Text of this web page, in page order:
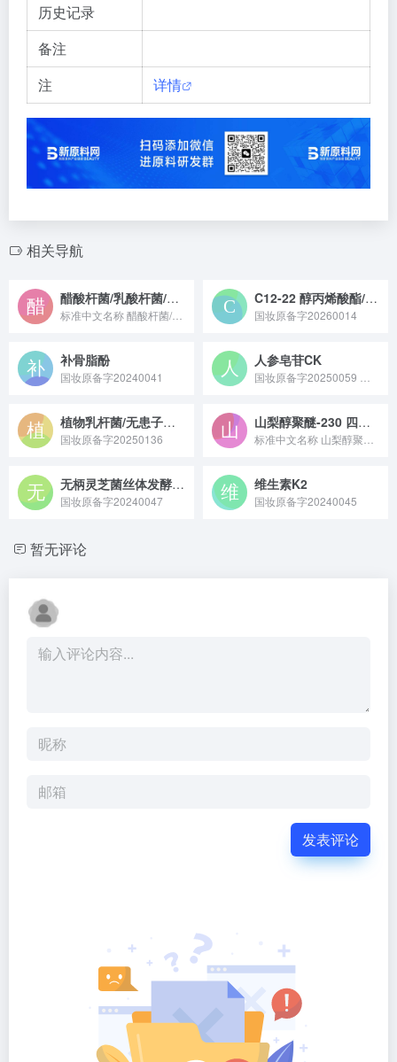
历史记录
备注
注
详情
相关导航
醋酸杆菌/乳酸杆菌/酵母菌/茶（CAMELLIA SINENSIS）叶提取物/蔗糖发酵产物滤液
标准中文名称 醋酸杆菌/乳酸杆菌/酵母菌/茶（CAMEL...
C12-22 醇丙烯酸酯/丙烯酸羟乙酯共聚物
国妆原备字20260014
补骨脂酚
国妆原备字20240041
人参皂苷CK
植物乳杆菌/无患子（SAPINDUS MUKOROSSI）果皮提取物发酵产物滤液
国妆原备字20250136
山梨醇聚醚-230 四油酸酯
无柄灵芝菌丝体发酵产物滤液
国妆原备字20240047
维生素K2
国妆原备字20240045
暂无评论
发表评论